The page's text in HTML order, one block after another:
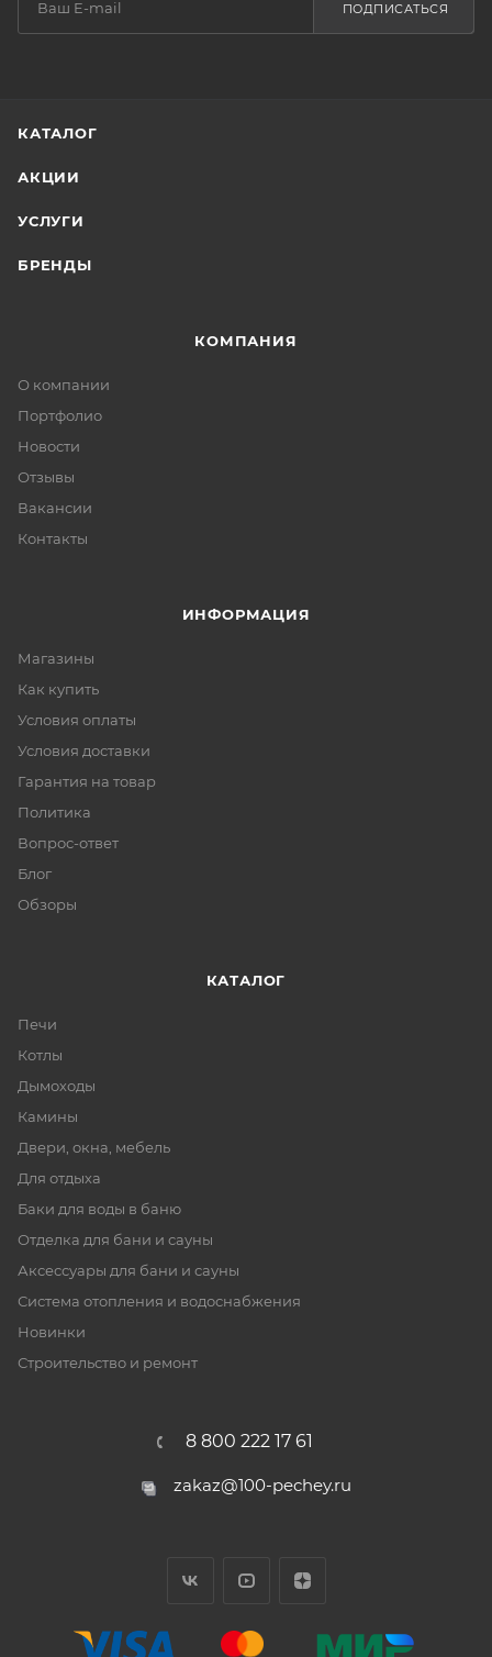
ПОДПИСАТЬСЯ
КАТАЛОГ
АКЦИИ
УСЛУГИ
БРЕНДЫ
КОМПАНИЯ
О компании
Портфолио
Новости
Отзывы
Вакансии
Контакты
ИНФОРМАЦИЯ
Магазины
Как купить
Условия оплаты
Условия доставки
Гарантия на товар
Политика
Вопрос-ответ
Блог
Обзоры
КАТАЛОГ
Печи
Котлы
Дымоходы
Камины
Двери, окна, мебель
Для отдыха
Баки для воды в баню
Отделка для бани и сауны
Аксессуары для бани и сауны
Система отопления и водоснабжения
Новинки
Строительство и ремонт
8 800 222 17 61
zakaz@100-pechey.ru